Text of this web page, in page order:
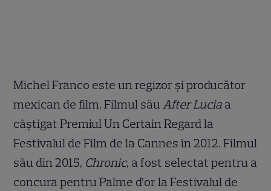
Michel Franco este un regizor și producător
mexican de film. Filmul săuAfter Lucia a
câștigat Premiul Un Certain Regard la
Festivalul de Film de la Cannes în 2012. Filmul
său din 2015, Chronic, a fost selectat pentru a
concura pentru Palme d’or la Festivalul de